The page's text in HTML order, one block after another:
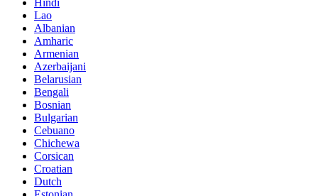
Hindi
Lao
Albanian
Amharic
Armenian
Azerbaijani
Belarusian
Bengali
Bosnian
Bulgarian
Cebuano
Chichewa
Corsican
Croatian
Dutch